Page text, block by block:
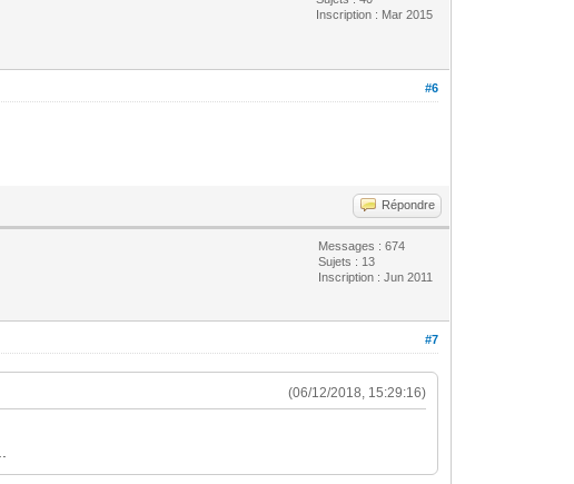
Inscription : Mar 2015
#6
Répondre
Messages : 674
Sujets : 13
Inscription : Jun 2011
#7
(06/12/2018, 15:29:16)